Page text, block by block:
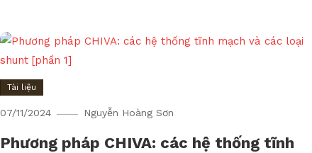
Tài liệu
07/11/2024 Nguyễn Hoàng Sơn
Phương pháp CHIVA: các hệ thống tĩnh